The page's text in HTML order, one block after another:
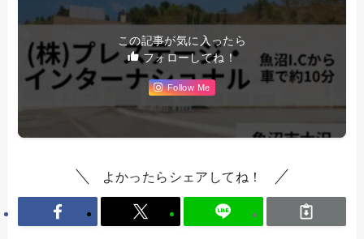
この記事が気に入ったら
フォローしてね！
Follow Me
よかったらシェアしてね！